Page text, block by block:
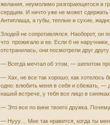
желания, неумолимо разгорающегося в
сердцем. И ничто уже не может
Антиплаща, а губы, теплые и сухие,
Злодей не сопротивлялся. Наоборот, он
что прожигало и ее. Если б не
отстранилась, они посмотрели друг
— Всегда мечтал об этом, — шепотом
— Хах, не все так хорошо, как хотелось
одно: влюбить меня в себя и сбежать, —
нашей встрече, у тебя все лицо в
— Это все по вине твоего дружка.
— Нууу… Мне так нравится, когда ты